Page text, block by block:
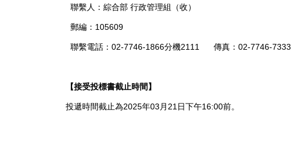
聯繫人：綜合部 行政管理組（收）
郵編：105609
聯繫電話：02-7746-1866分機2111 傳真：02-7746-7333
【接受投標書截止時間】
投遞時間截止為2025年03月21日下午16:00前。